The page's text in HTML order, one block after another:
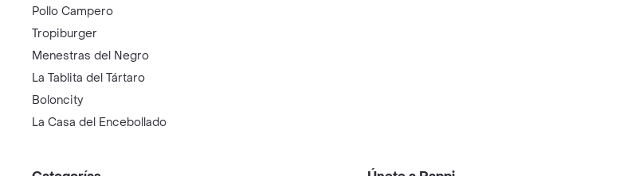
Pollo Campero
Tropiburger
Menestras del Negro
La Tablita del Tártaro
Boloncity
La Casa del Encebollado